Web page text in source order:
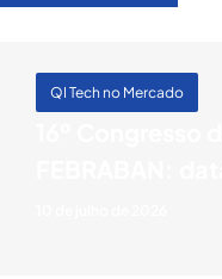
QI Tech no Mercado